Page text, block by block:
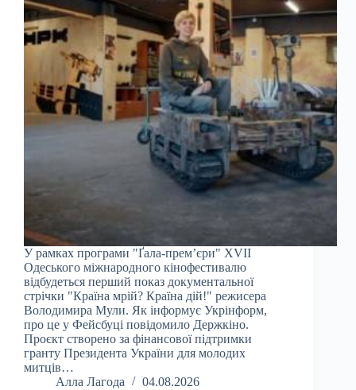
У рамках програми "Ґала-прем’єри" XVII
Одеського міжнародного кінофестивалю
відбудеться перший показ документальної
стрічки "Країна мрій? Країна дій!" режисера
Володимира Мули. Як інформує Укрінформ,
про це у Фейсбуці повідомило Держкіно.
Проєкт створено за фінансової підтримки
гранту Президента України для молодих
митців…
Алла Лагода
04.08.2026